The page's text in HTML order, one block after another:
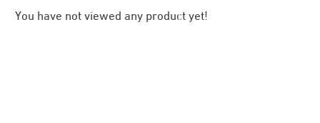
You have not viewed any product yet!